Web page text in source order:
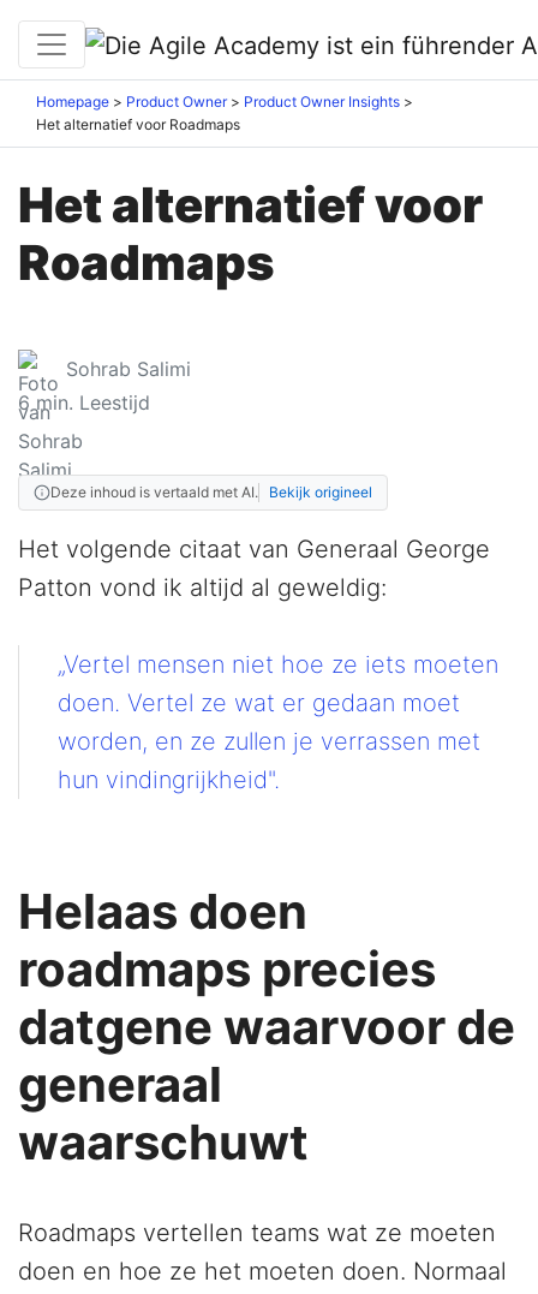
Homepage Product Owner
Product Owner Insights
Het alternatief voor Roadmaps
Het alternatief voor
Roadmaps
Sohrab Salimi
6min. Leestijd
Deze inhoud is vertaald met AI. Bekijk origineel
Het volgende citaat van Generaal George
Patton vond ik altijd al geweldig:
„Vertel mensen niet hoe ze iets moeten
doen. Vertel ze wat er gedaan moet
worden, en ze zullen je verrassen met
hun vindingrijkheid".
Helaas doen
roadmaps precies
datgene waarvoor de
generaal
waarschuwt
Roadmaps vertellen teams wat ze moeten
doen en hoe ze het moeten doen. Normaal